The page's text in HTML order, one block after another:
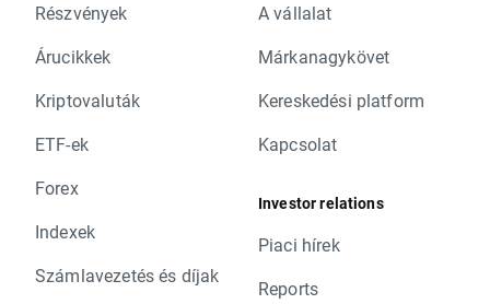
Részvények
Árucikkek
Kriptovaluták
ETF-ek
Forex
Indexek
Számlavezetés és díjak
A vállalat
Márkanagykövet
Kereskedési platform
Kapcsolat
Investor relations
Piaci hírek
Reports